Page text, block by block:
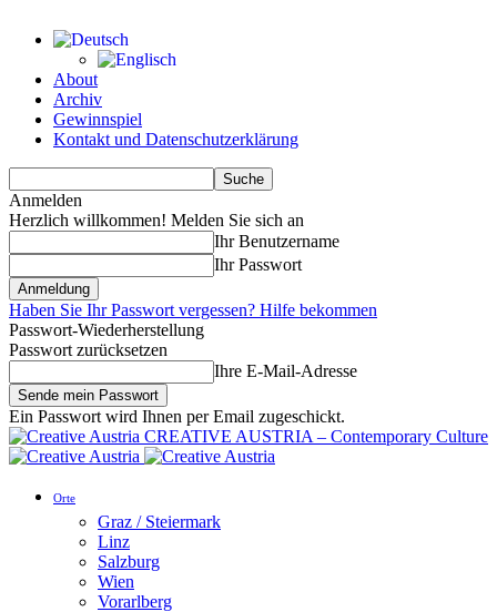
About
Archiv
Gewinnspiel
Kontakt und Datenschutzerklärung
Anmelden
Herzlich willkommen! Melden Sie sich an
Ihr Benutzername
Ihr Passwort
Haben Sie Ihr Passwort vergessen? Hilfe bekommen
Passwort-Wiederherstellung
Passwort zurücksetzen
Ihre E-Mail-Adresse
Ein Passwort wird Ihnen per Email zugeschickt.
CREATIVE AUSTRIA – Contemporary Culture
Orte
Graz / Steiermark
Linz
Salzburg
Wien
Vorarlberg